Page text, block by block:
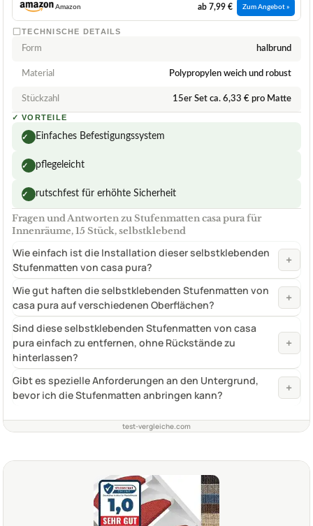
Amazon ab 7,99 € Zum Angebot »
TECHNISCHE DETAILS
Form halbrund
Material Polypropylen weich und robust
Stückzahl 15er Set ca. 6,33 € pro Matte
✓ VORTEILE
✓ Einfaches Befestigungssystem
✓ pflegeleicht
✓ rutschfest für erhöhte Sicherheit
Fragen und Antworten zu Stufenmatten casa pura für
Innenräume, 15 Stück, selbstklebend
Wie einfach ist die Installation dieser selbstklebenden
Stufenmatten von casa pura?
+
Wie gut haften die selbstklebenden Stufenmatten von
casa pura auf verschiedenen Oberflächen?
+
Sind diese selbstklebenden Stufenmatten von casa
pura einfach zu entfernen, ohne Rückstände zu
hinterlassen?
+
Gibt es spezielle Anforderungen an den Untergrund,
bevor ich die Stufenmatten anbringen kann?
+
test-vergleiche.com